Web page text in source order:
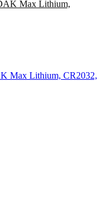
Max Lithium, CR2032,